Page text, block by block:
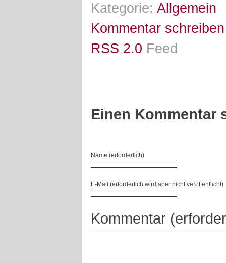
Kategorie: Allgemein
Kommentar schreiben
RSS 2.0 Feed
Einen Kommentar
Name (erforderlich)
E-Mail (erforderlich wird aber nicht veröffentlicht)
Kommentar